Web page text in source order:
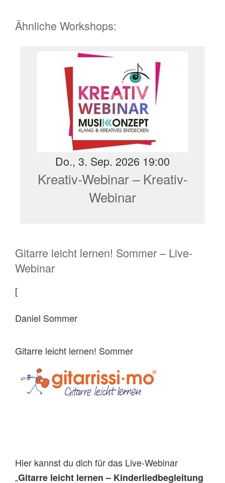
Ähnliche Workshops:
Do., 3. Sep. 2026 19:00
Kreativ-Webinar – Kreativ-
Webinar
Gitarre leicht lernen! Sommer – Live-
Webinar
[
Daniel Sommer
Gitarre leicht lernen! Sommer
Hier kannst du dich für das Live-Webinar
„Gitarre leicht lernen – Kinderliedbegleitung